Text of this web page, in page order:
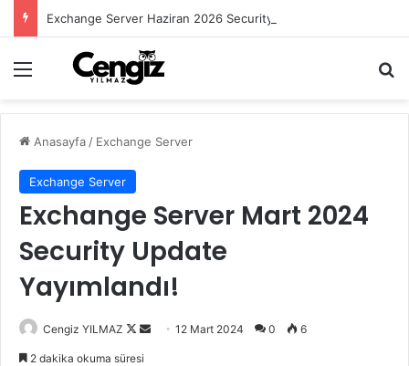
Menü
Anasayfa / Exchange Server
Exchange Server
Exchange Server Mart 2024
Security Update
Yayımlandı!
Cengiz YILMAZ
Follow
Bir
12 Mart 2024 0 6
2 dakika okuma süresi